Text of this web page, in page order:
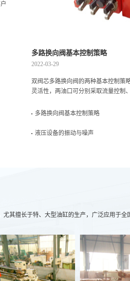
多路换向阀基本控制策略
2022-03-29
双阀芯多路换向阀的两种基本控制策
灵活性，两油口可分别采取流量控制
多路换向阀基本控制策略
液压设备的振动与噪声
其擅长于特、大型油缸的生产，广泛应用于全